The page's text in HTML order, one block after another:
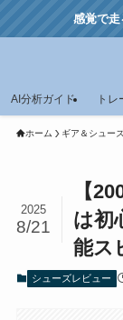
感覚で走
AI分析ガイド ト
ホーム ギア＆シュー
【
は初
能ス
2025
8/21
シューズレビュー